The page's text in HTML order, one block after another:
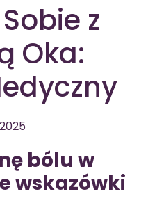
z
Oka:
bólu w
wskazówki